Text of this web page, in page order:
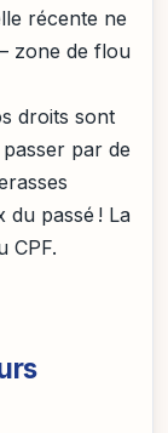
récente ne
zone de flou
droits sont
par de
du passé ! La
CPF.